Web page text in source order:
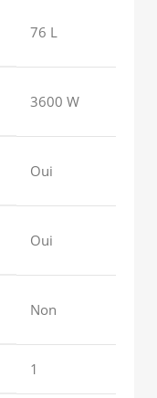
76 L
3600 W
Oui
Oui
Non
1